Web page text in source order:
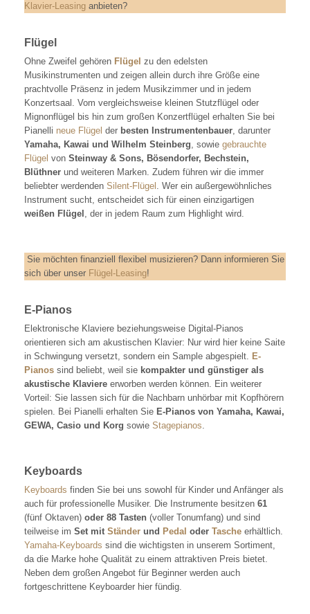
Klavier-Leasinganbieten?
Flügel
Ohne Zweifel gehören Flügel zu den edelsten
Musikinstrumenten und zeigen allein durch ihre Größe eine
prachtvolle Präsenz in jedem Musikzimmer und in jedem
Konzertsaal. Vom vergleichsweise kleinen Stutzflügel oder
Mignonflügel bis hin zum großen Konzertflügel erhalten Sie bei
Pianelli neue Flügel der besten Instrumentenbauer, darunter
Yamaha, Kawai und Wilhelm Steinberg, sowie gebrauchte
Flügel von Steinway & Sons, Bösendorfer, Bechstein,
Blüthnerund weiteren Marken. Zudem führen wir die immer
beliebter werdenden Silent-Flügel . Wer ein außergewöhnliches
Instrument sucht, entscheidet sich für einen einzigartigen
weißen Flügel , der in jedem Raum zum Highlight wird.
Sie möchten finanziell flexibel musizieren? Dann informieren Sie
sich über unser Flügel-Leasing!
E-Pianos
Elektronische Klaviere beziehungsweise Digital-Pianos
orientieren sich am akustischen Klavier: Nur wird hier keine Saite
in Schwingung versetzt, sondern ein Sample abgespielt. E-
Pianossind beliebt, weil sie kompakter und günstiger als
akustische Klaviereerworben werden können. Ein weiterer
Vorteil: Sie lassen sich für die Nachbarn unhörbar mit Kopfhörern
spielen. Bei Pianelli erhalten Sie E-Pianos von Yamaha, Kawai,
GEWA, Casio und Korg sowie Stagepianos.
Keyboards
Keyboards finden Sie bei uns sowohl für Kinder und Anfänger als
auch für professionelle Musiker. Die Instrumente besitzen 61
(fünf Oktaven) oder 88 Tasten(voller Tonumfang) und sind
teilweise im Set mit Ständerund Pedal oder Tasche erhältlich.
Yamaha-Keyboards sind die wichtigsten in unserem Sortiment,
da die Marke hohe Qualität zu einem attraktiven Preis bietet.
Neben dem großen Angebot für Beginner werden auch
fortgeschrittene Keyboarder hier fündig.